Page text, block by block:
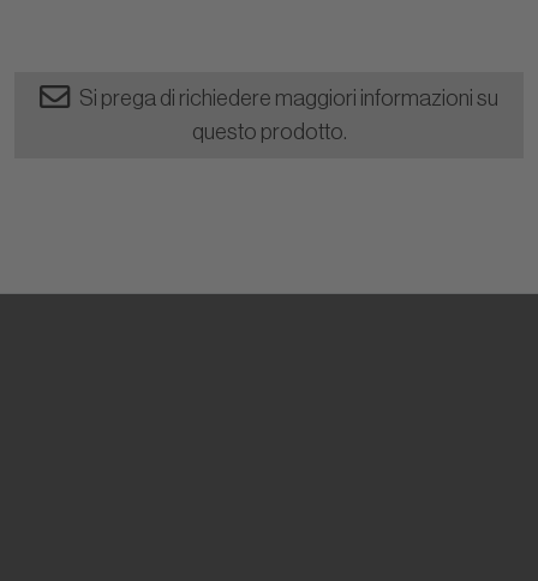
Si prega di richiedere maggiori informazioni su
questo prodotto.